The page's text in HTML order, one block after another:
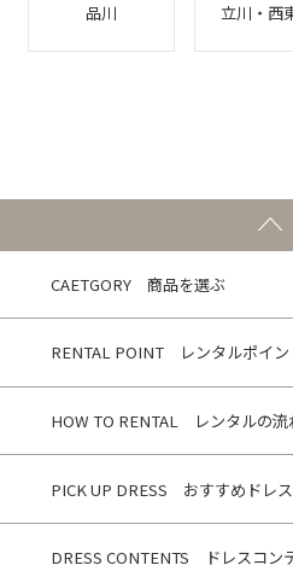
品川 立川・西
CAETGORY 商品を選ぶ
RENTAL POINT レンタルポイン
HOW TO RENTAL レンタルの流
PICK UP DRESS おすすめドレ
DRESS CONTENTS ドレスコン